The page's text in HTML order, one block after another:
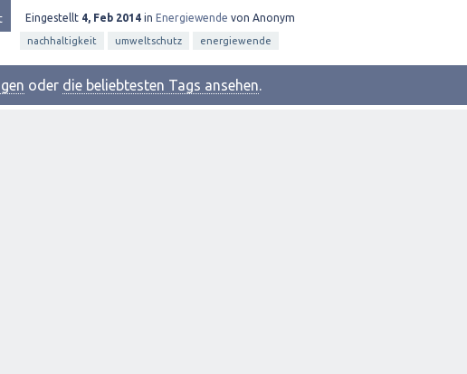
Eingestellt 4, Feb 2014 in Energiewende von Anonym
nachhaltigkeit umweltschutz energiewende
oder die beliebtesten Tags ansehen.